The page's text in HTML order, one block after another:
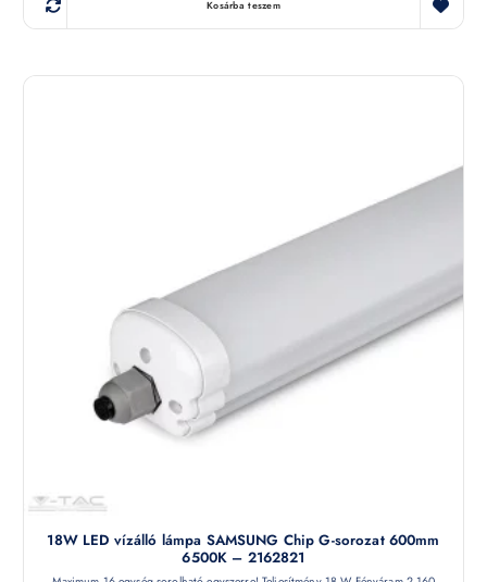
Kosárba teszem
18W LED vízálló lámpa SAMSUNG Chip G-sorozat 600mm
6500K – 2162821